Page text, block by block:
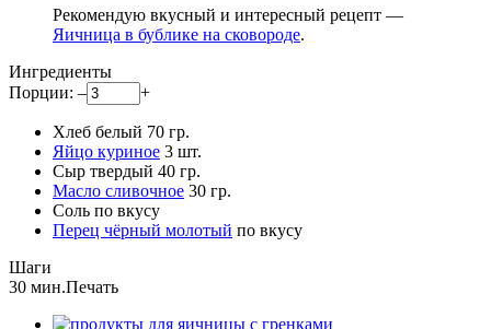
Рекомендую вкусный и интересный рецепт —
Яичница в бублике на сковороде.
Ингредиенты
Порции: – +
Хлеб белый 70 гр.
Яйцо куриное 3 шт.
Сыр твердый 40 гр.
Масло сливочное 30 гр.
Соль по вкусу
Перец чёрный молотый по вкусу
Шаги
30 мин.Печать